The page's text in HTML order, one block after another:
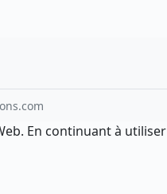
En continuant à